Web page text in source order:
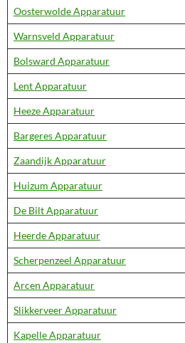
Oosterwolde Apparatuur
Warnsveld Apparatuur
Bolsward Apparatuur
Lent Apparatuur
Heeze Apparatuur
Bargeres Apparatuur
Zaandijk Apparatuur
Huizum Apparatuur
De Bilt Apparatuur
Heerde Apparatuur
Scherpenzeel Apparatuur
Arcen Apparatuur
Slikkerveer Apparatuur
Kapelle Apparatuur